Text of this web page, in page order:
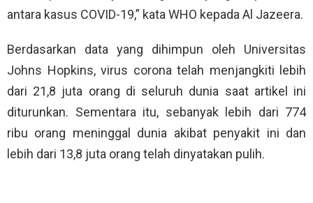
antara kasus COVID-19,” kata WHO kepada Al Jazeera.
Berdasarkan data yang dihimpun oleh Universitas
Johns Hopkins, virus corona telah menjangkiti lebih
dari 21,8 juta orang di seluruh dunia saat artikel ini
diturunkan. Sementara itu, sebanyak lebih dari 774
ribu orang meninggal dunia akibat penyakit ini dan
lebih dari 13,8 juta orang telah dinyatakan pulih.